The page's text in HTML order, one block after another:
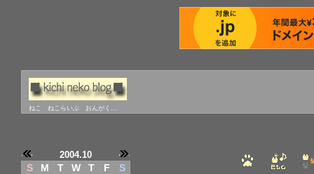
ねこ ねこらいぶ おんがく...
2004.10
S M T W T F S